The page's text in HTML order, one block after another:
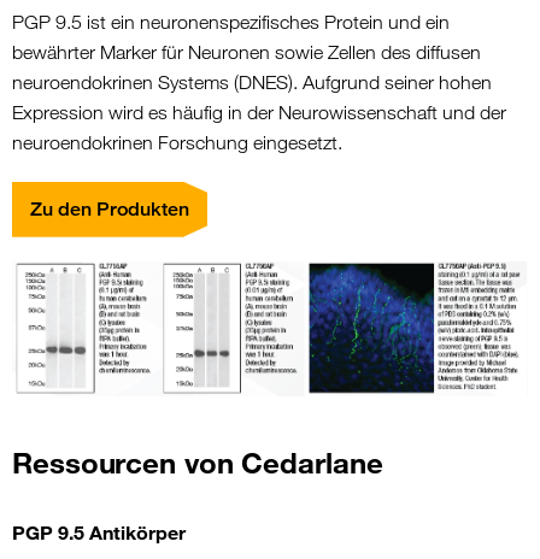
PGP 9.5 ist ein neuronenspezifisches Protein und ein
bewährter Marker für Neuronen sowie Zellen des diffusen
neuroendokrinen Systems (DNES). Aufgrund seiner hohen
Expression wird es häufig in der Neurowissenschaft und der
neuroendokrinen Forschung eingesetzt.
Zu den Produkten
Ressourcen von Cedarlane
PGP 9.5 Antikörper